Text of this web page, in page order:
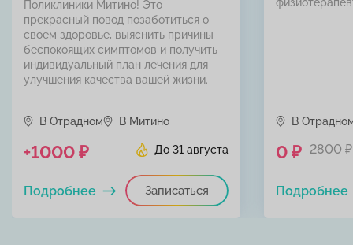
Поликлиники Митино! Это
прекрасный повод позаботиться о
своем здоровье, выяснить причины
беспокоящих симптомов и получить
индивидуальный план лечения для
улучшения качества вашей жизни.
В Отрадном В Митино
До 31 августа
+1000 ₽
Записаться
Подробнее
В
0 ₽ 2800 ₽
Подробнее